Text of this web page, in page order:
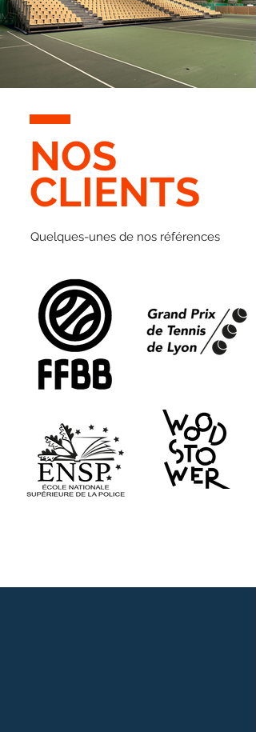
NOS
CLIENTS
Quelques-unes de nos références